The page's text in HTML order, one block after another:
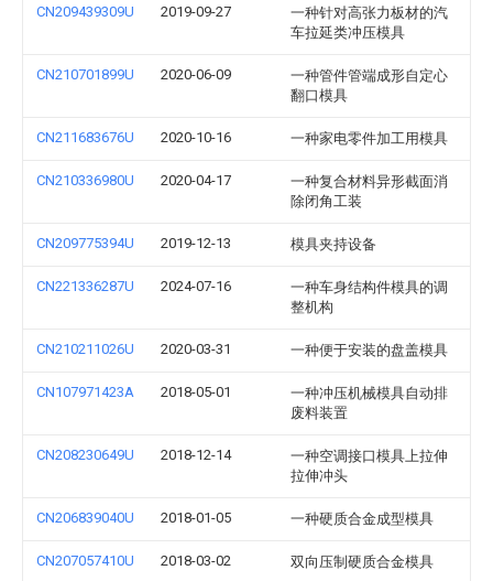
CN209439309U 2019-09-27
一种针对高张力板材的汽
车拉延类冲压模具
CN210701899U 2020-06-09
一种管件管端成形自定心
翻口模具
CN211683676U 2020-10-16 一种家电零件加工用模具
CN210336980U 2020-04-17
一种复合材料异形截面消
除闭角工装
CN209775394U 2019-12-13 模具夹持设备
CN221336287U 2024-07-16
一种车身结构件模具的调
整机构
CN210211026U 2020-03-31 一种便于安装的盘盖模具
CN107971423A 2018-05-01
一种冲压机械模具自动排
废料装置
CN208230649U 2018-12-14
一种空调接口模具上拉伸
拉伸冲头
CN206839040U 2018-01-05 一种硬质合金成型模具
CN207057410U 2018-03-02 双向压制硬质合金模具